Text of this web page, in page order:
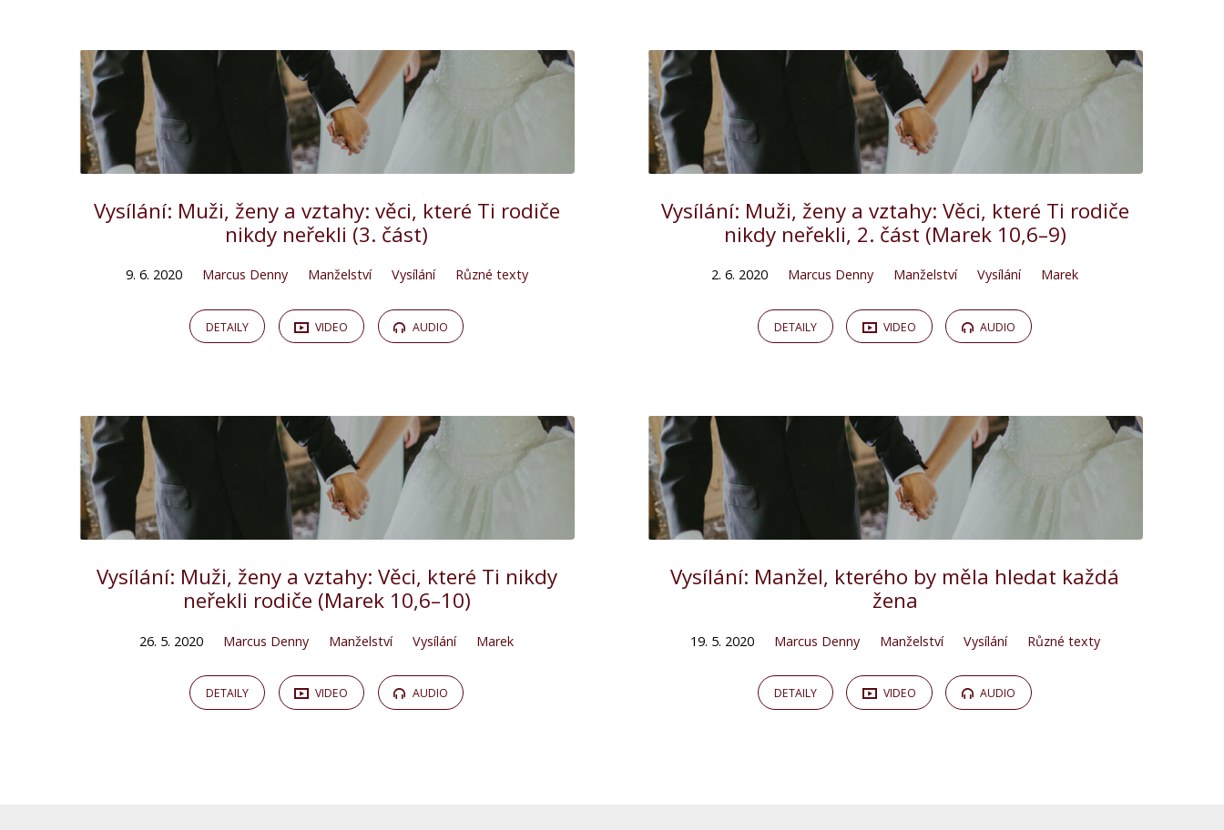
Vysílání: Muži, ženy a vztahy: věci, které Ti rodiče
nikdy neřekli (3. část)
9. 6. 2020 Marcus Denny Manželství Vysílání Různé texty
DETAILY VIDEO AUDIO
Vysílání: Muži, ženy a vztahy: Věci, které Ti rodiče
nikdy neřekli, 2. část (Marek 10,6–9)
2. 6. 2020 Marcus Denny Manželství Vysílání Marek
DETAILY VIDEO AUDIO
Vysílání: Muži, ženy a vztahy: Věci, které Ti nikdy
neřekli rodiče (Marek 10,6–10)
26. 5. 2020 Marcus Denny Manželství Vysílání Marek
DETAILY VIDEO AUDIO
Vysílání: Manžel, kterého by měla hledat každá
žena
19. 5. 2020 Marcus Denny Manželství Vysílání Různé texty
DETAILY VIDEO AUDIO